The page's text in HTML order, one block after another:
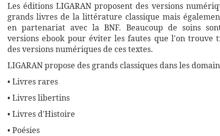
Les éditions LIGARAN proposent des versions
grands livres de la littérature classique mais
en partenariat avec la BNF. Beaucoup de soins
versions ebook pour éviter les fautes que l'on trouve
des versions numériques de ces textes.
LIGARAN propose des grands classiques dans les
• Livres rares
• Livres libertins
• Livres d'Histoire
• Poésies